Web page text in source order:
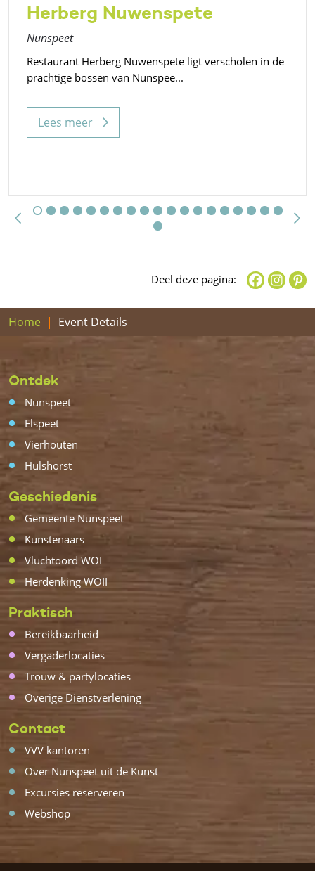
Herberg Nuwenspete
Nunspeet
Restaurant Herberg Nuwenspete ligt verscholen in de
prachtige bossen van Nunspee...
Lees meer
Deel deze pagina:
Home Event Details
Ontdek
Nunspeet
Elspeet
Vierhouten
Hulshorst
Geschiedenis
Gemeente Nunspeet
Kunstenaars
Vluchtoord WOI
Herdenking WOII
Praktisch
Bereikbaarheid
Vergaderlocaties
Trouw & partylocaties
Overige Dienstverlening
Contact
VVV kantoren
Over Nunspeet uit de Kunst
Excursies reserveren
Webshop